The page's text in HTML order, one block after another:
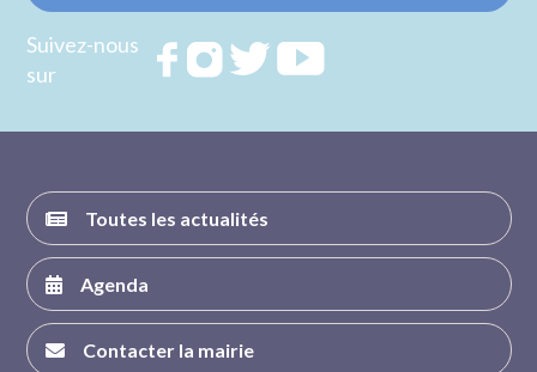
Suivez-nous
sur
RejoignezRejoignezRejoignez
Toutes les actualités
Agenda
Contacter la mairie